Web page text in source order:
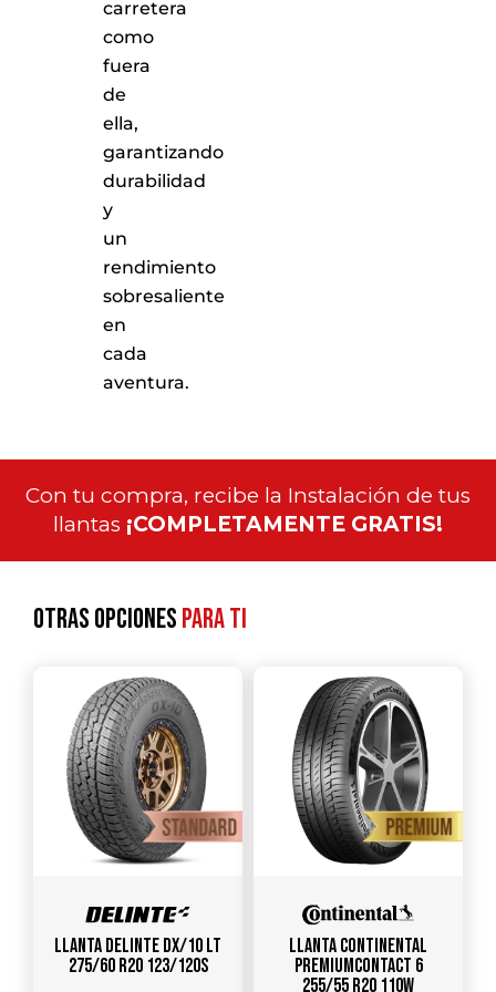
carretera
como
fuera
de
ella,
garantizando
durabilidad
y
un
rendimiento
sobresaliente
en
cada
aventura.
Con tu compra, recibe la Instalación de tus
llantas ¡COMPLETAMENTE GRATIS!
Otras opcionespara ti
Llanta DELINTE DX/10 LT
275/60 R20 123/120S
Llanta CONTINENTAL
PREMIUMCONTACT 6
255/55 R20 110W